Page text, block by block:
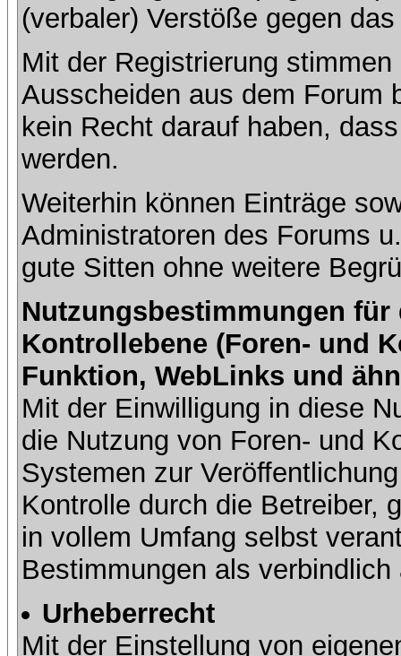
(verbaler) Verstöße gegen
Mit der Registrierung
Ausscheiden aus dem Forum
kein Recht darauf haben,
werden.
Weiterhin können Einträge
Administratoren des Forums
gute Sitten ohne weitere
Nutzungsbestimmungen
Kontrollebene (Foren- und
Funktion, WebLinks und
Mit der Einwilligung in diese
die Nutzung von Foren- und
Systemen zur
Kontrolle durch die Betreiber,
in vollem Umfang selbst
Bestimmungen als verbindlich
Urheberrecht
Mit der Einstellung von